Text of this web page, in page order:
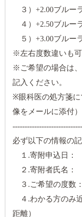
３）+2.00ブルー
４）+2.50ブルー
５）+3.00ブルー
※左右度数違いも可
※ご希望の場合は
記入ください。
※眼科医の処方箋
像をメールに添付）
必ず以下の情報の
１.寄附申込日：
２.寄附者氏名：
３.ご希望の度数
４.わかる方のみ
距離）